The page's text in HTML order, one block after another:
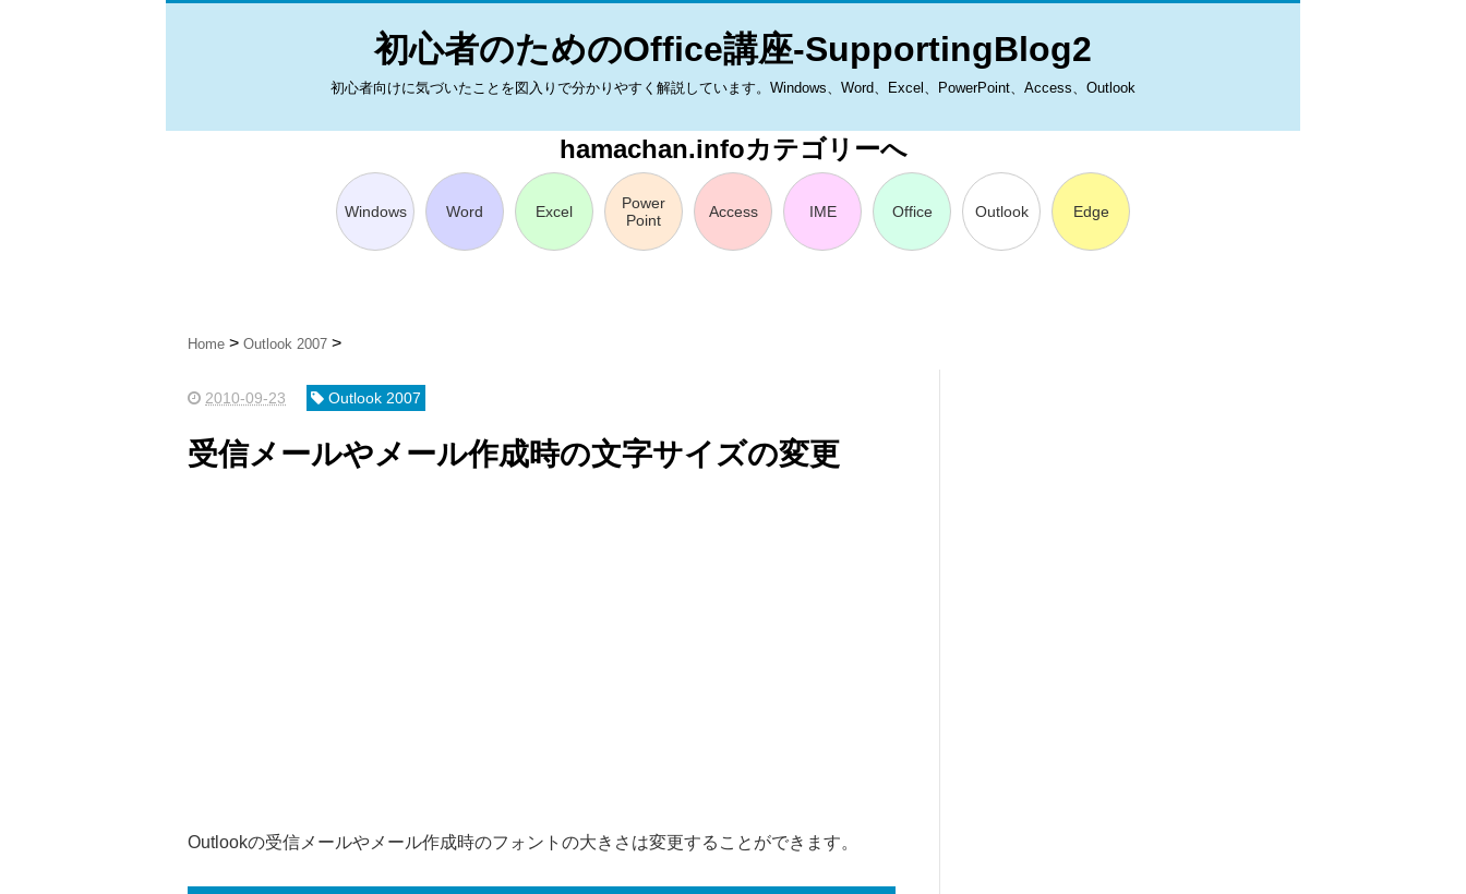
初心者のためのOffice講座-SupportingBlog2
初心者向けに気づいたことを図入りで分かりやすく解説しています。Windows、Word、Excel、PowerPoint、Access、Outlook
hamachan.infoカテゴリーへ
Windows Word Excel
Power
Point
Access IME Office Outlook Edge
Home Outlook 2007
2010-09-23 Outlook 2007
受信メールやメール作成時の文字サイズの変更
Outlookの受信メールやメール作成時のフォントの大きさは変更することができます。